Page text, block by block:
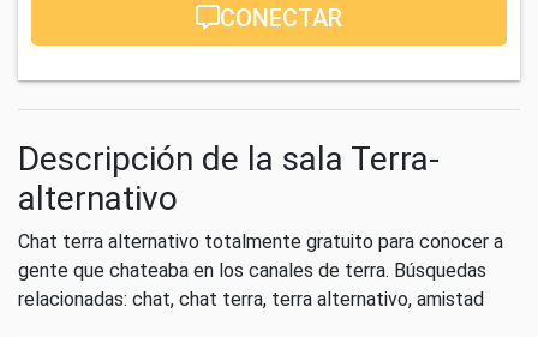
CONECTAR
Descripción de la sala Terra-
alternativo
Chat terra alternativo totalmente gratuito para conocer a
gente que chateaba en los canales de terra. Búsquedas
relacionadas: chat, chat terra, terra alternativo, amistad